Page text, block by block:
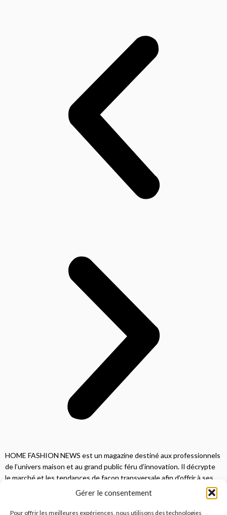
Gérer le consentement
Pour offrir les meilleures expériences, nous utilisons des technologies
HOME FASHION NEWS est un magazine destiné aux professionnels
de l’univers maison et au grand public féru d’innovation. Il décrypte
le marché et les tendances de façon transversale afin d’offrir à ses
lecteurs une vision complète.
JE M'ABONNE